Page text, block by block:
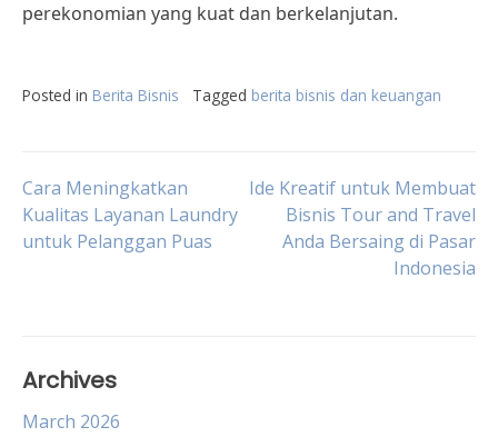
perekonomian yang kuat dan berkelanjutan.
Posted in Berita Bisnis Tagged berita bisnis dan keuangan
Post
navigation
Cara Meningkatkan
Kualitas Layanan Laundry
untuk Pelanggan Puas
Ide Kreatif untuk Membuat
Bisnis Tour and Travel
Anda Bersaing di Pasar
Indonesia
Archives
March 2026